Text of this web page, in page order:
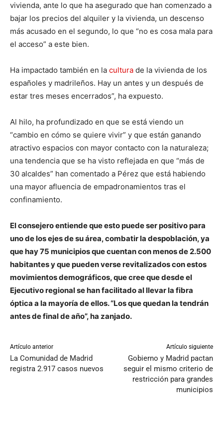
vivienda, ante lo que ha asegurado que han comenzado a
bajar los precios del alquiler y la vivienda, un descenso
más acusado en el segundo, lo que “no es cosa mala para
el acceso” a este bien.
Ha impactado también en la cultura de la vivienda de los
españoles y madrileños. Hay un antes y un después de
estar tres meses encerrados”, ha expuesto.
Al hilo, ha profundizado en que se está viendo un
“cambio en cómo se quiere vivir” y que están ganando
atractivo espacios con mayor contacto con la naturaleza;
una tendencia que se ha visto reflejada en que “más de
30 alcaldes” han comentado a Pérez que está habiendo
una mayor afluencia de empadronamientos tras el
confinamiento.
El consejero entiende que esto puede ser positivo para
uno de los ejes de su área, combatir la despoblación, ya
que hay 75 municipios que cuentan con menos de 2.500
habitantes y que pueden verse revitalizados con estos
movimientos demográficos, que cree que desde el
Ejecutivo regional se han facilitado al llevar la fibra
óptica a la mayoría de ellos. “Los que quedan la tendrán
antes de final de año”, ha zanjado.
Artículo anterior
La Comunidad de Madrid
registra 2.917 casos nuevos
Artículo siguiente
Gobierno y Madrid pactan
seguir el mismo criterio de
restricción para grandes
municipios